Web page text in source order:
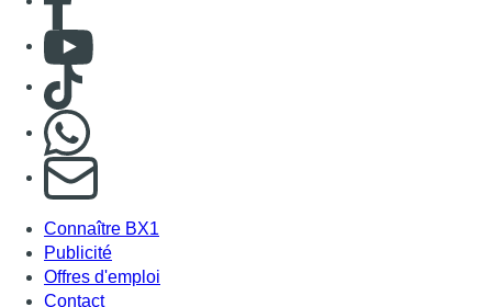
Consulter Youtube
Consulter TikTok
S'abonner à notre newsletter
Connaître BX1
Publicité
Offres d'emploi
Contact